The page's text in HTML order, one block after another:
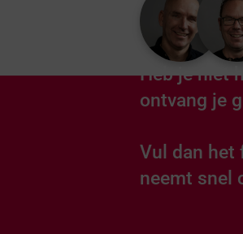
Heb je niet
ontvang je
Vul dan het
neemt snel